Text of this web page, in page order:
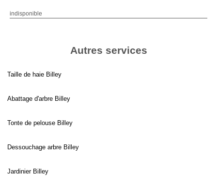
indisponible
Autres services
Taille de haie Billey
Abattage d'arbre Billey
Tonte de pelouse Billey
Dessouchage arbre Billey
Jardinier Billey